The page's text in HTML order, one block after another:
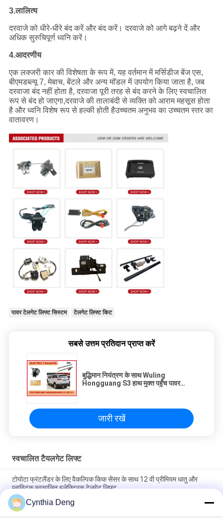
3.लालित्य
दरवाजे को धीरे-धीरे बंद करें और बंद करें। दरवाजे को आगे बढ़ने दें और
अधिक सुरुचिपूर्ण ध्वनि करें।
4.आदरणीय
एक लक्जरी कार की विशेषता के रूप में, यह वर्तमान में मर्सिडीज बेंज एस,
बीएमडब्ल्यू 7, मेबाच, बेंटले और अन्य मॉडल में उपयोग किया जाता है, जब
दरवाजा बंद नहीं होता है, दरवाजा पूरी तरह से बंद करने के लिए स्वचालित
रूप से बंद हो जाएगा,दरवाजे की तालाबंदी से व्यक्ति को आराम महसूस होता
है और ध्वनि विशेष रूप से हल्की होती हैउच्चतम अनुभव का उच्चतम स्तर का
वातावरण।
पावर टेलगेट लिफ्ट सिस्टम टेलगेट लिफ्ट किट
सबसे उत्तम प्रतिदान प्राप्त करें
बुद्धिमान नियंत्रण के साथ Wuling
Hongguang S3 हाथ मुक्त पहुँच पावर
जारी रखें
स्वचालित टैयलगेट लिफ्ट
टोयोटा फ्रंटलैंडर के लिए वैकल्पिक किक सेंसर के साथ 12 वी प्रीमियम धातु और
प्लास्टिक स्वचालित इलेक्ट्रिक टेलगेट लिफ्ट
अपग्रेड कार ट्रंक पावर लिफ्टगेट ऑटो ट्रंक के लिए टोयोटा टाउन ऐस / लिटेस कार
के लिए सुविधाजनक
Cynthia Deng